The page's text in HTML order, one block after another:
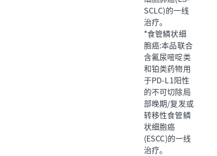
SCLC)的一线
治疗。
*食管鳞状细
胞癌:本品联合
含氟尿嘧啶类
和铂类药物用
于PD-L1阳性
的不可切除局
部晚期/复发或
转移性食管鳞
状细胞癌
(ESCC)的一线
治疗。